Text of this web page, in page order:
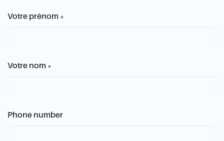
Votre prénom *
Votre nom *
Phone number